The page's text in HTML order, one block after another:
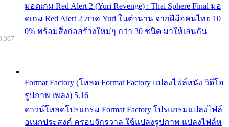
มอดเกม Red Alert 2 (Yuri Revenge) : Thai Sphere Final มอ
ดเกม Red Alert 2 ภาค Yuri ในตำนาน จากฝีมือคนไทย 10
0% พร้อมสิ่งก่อสร้างใหม่ๆ กว่า 30 ชนิด มาให้เล่นกัน
Format Factory (โหลด Format Factory แปลงไฟล์หนัง วิดีโอ
รูปภาพ เพลง) 5.16
ดาวน์โหลดโปรแกรม Format Factory โปรแกรมแปลงไฟล์
อเนกประสงค์ ครอบจักรวาล ใช้แปลงรูปภาพ แปลงไฟล์ห